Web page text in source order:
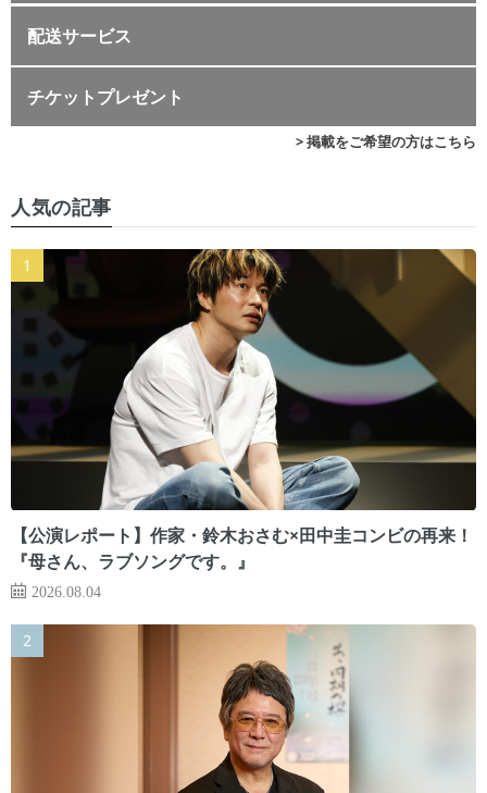
配送サービス
チケットプレゼント
> 掲載をご希望の方はこちら
人気の記事
【公演レポート】作家・鈴木おさむ×田中圭コンビの再来！
『母さん、ラブソングです。』
2026.08.04